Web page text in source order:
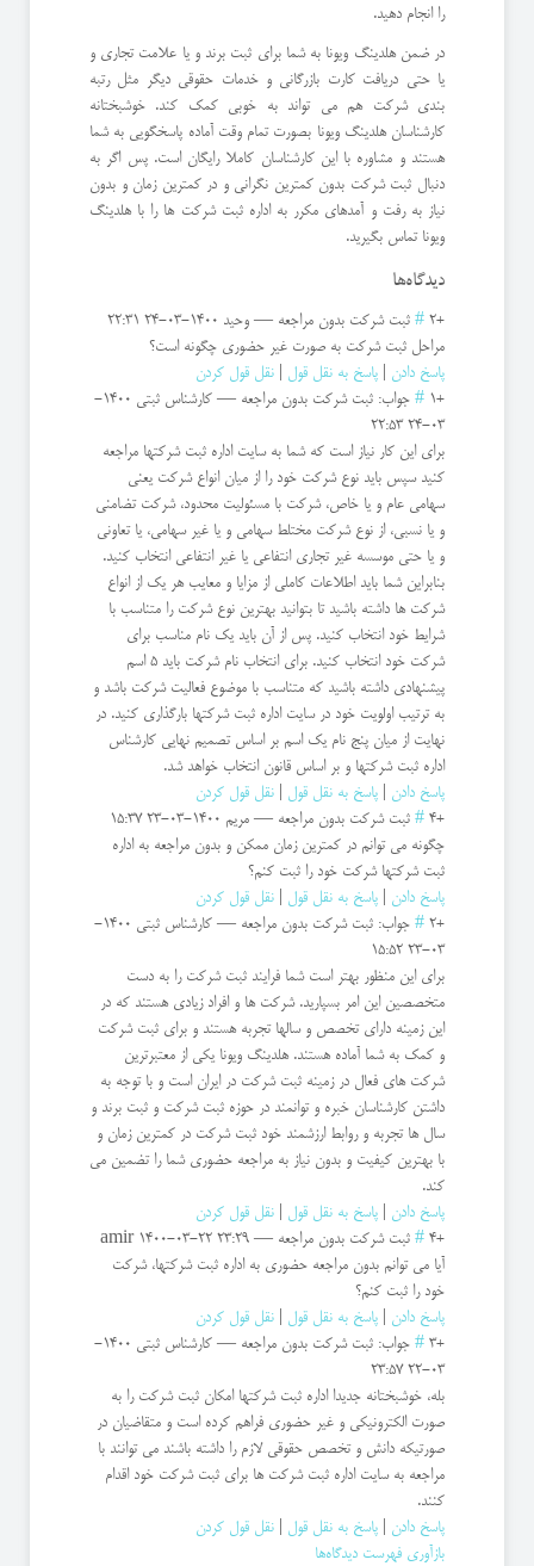
را انجام دهید.
در ضمن هلدینگ ویونا به شما برای ثبت برند و یا علامت تجاری و
یا حتی دریافت کارت بازرگانی و خدمات حقوقی دیگر مثل رتبه
بندی شرکت هم می تواند به خوبی کمک کند. خوشبختانه
کارشناسان هلدینگ ویونا بصورت تمام وقت آماده پاسخگویی به شما
هستند و مشاوره با این کارشناسان کاملا رایگان است. پس اگر به
دنبال ثبت شرکت بدون کمترین نگرانی و در کمترین زمان و بدون
نیاز به رفت و آمدهای مکرر به اداره ثبت شرکت ها را با هلدینگ
ویونا تماس بگیرید.
دیدگاه‌ها
+2
# ثبت شرکت بدون مراجعه — وحید 1400-03-24 22:31
مراحل ثبت شرکت به صورت غیر حضوری چگونه است؟
پاسخ دادن
پاسخ به نقل قول
نقل قول کردن
+1
# جواب: ثبت شرکت بدون مراجعه — کارشناس ثبتی
1400-
03-24 22:53
برای این کار نیاز است که شما به سایت اداره ثبت شرکتها مراجعه
کنید سپس باید نوع شرکت خود را از میان انواع شرکت یعنی
سهامی عام و یا خاص، شرکت با مسئولیت محدود، شرکت تضامنی
و یا نسبی، از نوع شرکت مختلط سهامی و یا غیر سهامی، یا تعاونی
و یا حتی موسسه غیر تجاری انتفاعی یا غیر انتفاعی انتخاب کنید.
بنابراین شما باید اطلاعات کاملی از مزایا و معایب هر یک از انواع
شرکت ها داشته باشید تا بتوانید بهترین نوع شرکت را متناسب با
شرایط خود انتخاب کنید. پس از آن باید یک نام مناسب برای
شرکت خود انتخاب کنید. برای انتخاب نام شرکت باید 5 اسم
پیشنهادی داشته باشید که متناسب با موضوع فعالیت شرکت باشد و
به ترتیب اولویت خود در سایت اداره ثبت شرکتها بارگذاری کنید. در
نهایت از میان پنج نام یک اسم بر اساس تصمیم نهایی کارشناس
اداره ثبت شرکتها و بر اساس قانون انتخاب خواهد شد.
پاسخ دادن
پاسخ به نقل قول
نقل قول کردن
+4
# ثبت شرکت بدون مراجعه — مریم 1400-03-23 15:37
چگونه می توانم در کمترین زمان ممکن و بدون مراجعه به اداره
ثبت شرکتها شرکت خود را ثبت کنم؟
پاسخ دادن
پاسخ به نقل قول
نقل قول کردن
+2
# جواب: ثبت شرکت بدون مراجعه — کارشناس ثبتی
1400-
03-23 15:52
برای این منظور بهتر است شما فرایند ثبت شرکت را به دست
متخصصین این امر بسپارید. شرکت ها و افراد زیادی هستند که در
این زمینه دارای تخصص و سالها تجربه هستند و برای ثبت شرکت
و کمک به شما آماده هستند. هلدینگ ویونا یکی از معتبرترین
شرکت های فعال در زمینه ثبت شرکت در ایران است و با توجه به
داشتن کارشناسان خبره و توانمند در حوزه ثبت شرکت و ثبت برند و
سال ها تجربه و روابط ارزشمند خود ثبت شرکت در کمترین زمان و
با بهترین کیفیت و بدون نیاز به مراجعه حضوری شما را تضمین می
کند.
پاسخ دادن
پاسخ به نقل قول
نقل قول کردن
+4
# ثبت شرکت بدون مراجعه —
amir 1400-03-22 23:29
آیا می توانم بدون مراجعه حضوری به اداره ثبت شرکتها، شرکت
خود را ثبت کنم؟
پاسخ دادن
پاسخ به نقل قول
نقل قول کردن
+3
# جواب: ثبت شرکت بدون مراجعه — کارشناس ثبتی
1400-
03-22 23:57
بله، خوشبختانه جدیدا اداره ثبت شرکتها امکان ثبت شرکت را به
صورت الکترونیکی و غیر حضوری فراهم کرده است و متقاضیان در
صورتیکه دانش و تخصص حقوقی لازم را داشته باشند می توانند با
مراجعه به سایت اداره ثبت شرکت ها برای ثبت شرکت خود اقدام
کنند.
پاسخ دادن
پاسخ به نقل قول
نقل قول کردن
بازآوری فهرست دیدگاه‌ها